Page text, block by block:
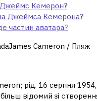
Кемерон?
Джеймса Кемерона?
частин аватара?
Cameron / Пляж
рід. 16 серпня
відомий зі